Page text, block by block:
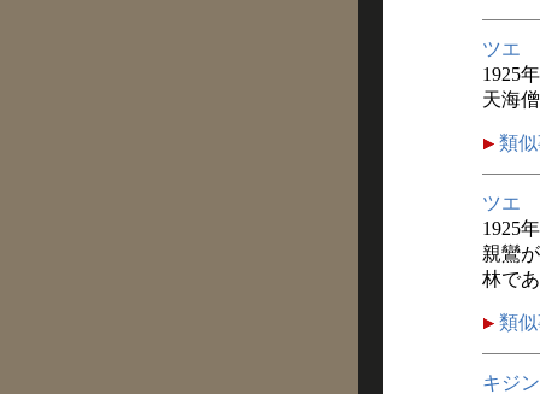
ツエ
1925
天海
類似
ツエ
1925
親鸞
林であ
類似
キジ